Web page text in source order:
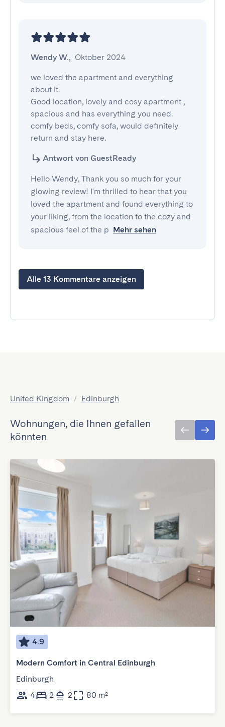
Wendy W., Oktober 2024
we loved the apartment and everything
about it.
Good location, lovely and cosy apartment ,
spacious and has everything you need.
comfy beds, comfy sofa, would definitely
return and stay here.
Antwort von GuestReady
Hello Wendy, Thank you so much for your
glowing review! I'm thrilled to hear that you
loved the apartment and found everything to
your liking, from the location to the cozy and
spacious feel of the p Mehr sehen
Alle 13 Kommentare anzeigen
United Kingdom / Edinburgh
Wohnungen, die Ihnen gefallen
könnten
4.9
Modern Comfort in Central Edinburgh
Edinburgh
4
2 2 80 m²